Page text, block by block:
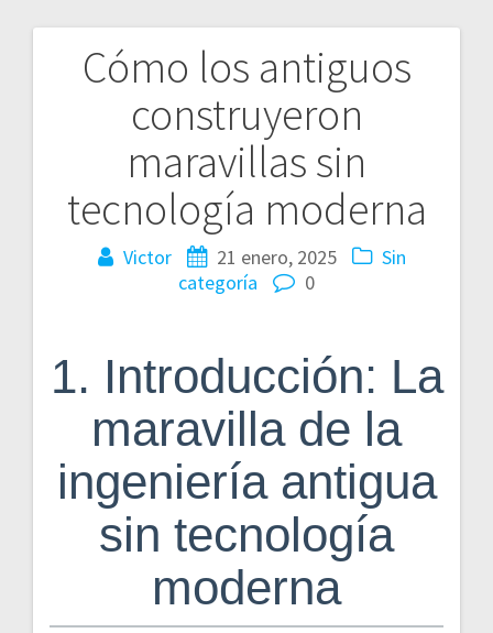
Cómo los antiguos
construyeron
maravillas sin
tecnología moderna
Victor 21 enero, 2025
Sin
categoría
0
1. Introducción: La
maravilla de la
ingeniería antigua
sin tecnología
moderna
Navegación
entradas